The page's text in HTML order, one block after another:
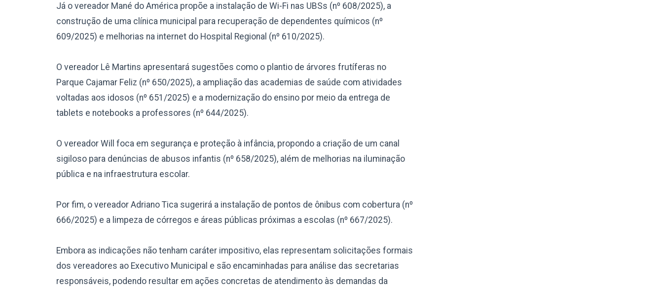
Já o vereador Mané do América propõe a instalação de Wi-Fi nas UBSs (nº 608/2025), a
construção de uma clínica municipal para recuperação de dependentes químicos (nº
609/2025) e melhorias na internet do Hospital Regional (nº 610/2025).
O vereador Lê Martins apresentará sugestões como o plantio de árvores frutíferas no
Parque Cajamar Feliz (nº 650/2025), a ampliação das academias de saúde com atividades
voltadas aos idosos (nº 651/2025) e a modernização do ensino por meio da entrega de
tablets e notebooks a professores (nº 644/2025).
O vereador Will foca em segurança e proteção à infância, propondo a criação de um canal
sigiloso para denúncias de abusos infantis (nº 658/2025), além de melhorias na iluminação
pública e na infraestrutura escolar.
Por fim, o vereador Adriano Tica sugerirá a instalação de pontos de ônibus com cobertura (nº
666/2025) e a limpeza de córregos e áreas públicas próximas a escolas (nº 667/2025).
Embora as indicações não tenham caráter impositivo, elas representam solicitações formais
dos vereadores ao Executivo Municipal e são encaminhadas para análise das secretarias
responsáveis, podendo resultar em ações concretas de atendimento às demandas da